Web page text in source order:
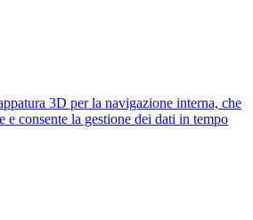
3D per la navigazione interna, che
e consente la gestione dei dati in tempo